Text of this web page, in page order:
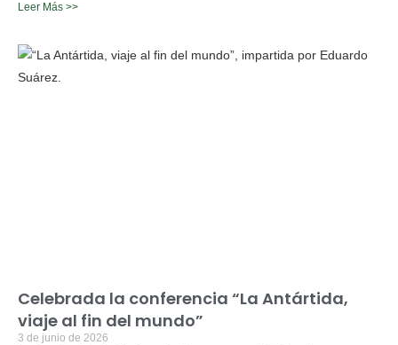
Leer Más >>
Celebrada la conferencia “La Antártida,
viaje al fin del mundo”
3 de junio de 2026